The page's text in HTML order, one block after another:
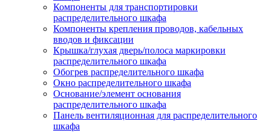
Компоненты для транспортировки
распределительного шкафа
Компоненты крепления проводов, кабельных
вводов и фиксации
Крышка/глухая дверь/полоса маркировки
распределительного шкафа
Обогрев распределительного шкафа
Окно распределительного шкафа
Основание/элемент основания
распределительного шкафа
Панель вентиляционная для распределительного
шкафа